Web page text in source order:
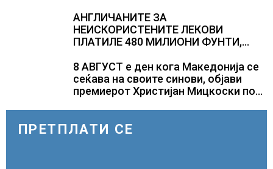
АНГЛИЧАНИТЕ ЗА
НЕИСКОРИСТЕНИТЕ ЛЕКОВИ
ПЛАТИЛЕ 480 МИЛИОНИ ФУНТИ,
само лекови што навистина им се
потребни
8 АВГУСТ е ден кога Македонија се
сеќава на своите синови, објави
премиерот Христијан Мицкоски по
прилепски бранители
ПРЕТПЛАТИ СЕ